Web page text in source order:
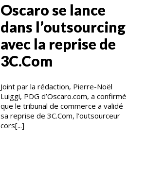
Oscaro se lance
dans l’outsourcing
avec la reprise de
3C.Com
Joint par la rédaction, Pierre-Noël
Luiggi, PDG d’Oscaro.com, a confirmé
que le tribunal de commerce a validé
sa reprise de 3C.Com, l’outsourceur
cors[...]